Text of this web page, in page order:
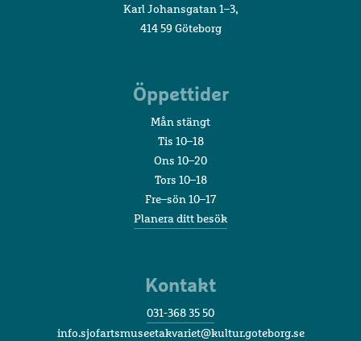
Karl Johansgatan 1–3,
414 59 Göteborg
Öppettider
Mån stängt
Tis 10–18
Ons 10–20
Tors 10–18
Fre–sön 10–17
Planera ditt besök
Kontakt
031-368 35 50
info.sjofartsmuseetakvariet@kultur.goteborg.se